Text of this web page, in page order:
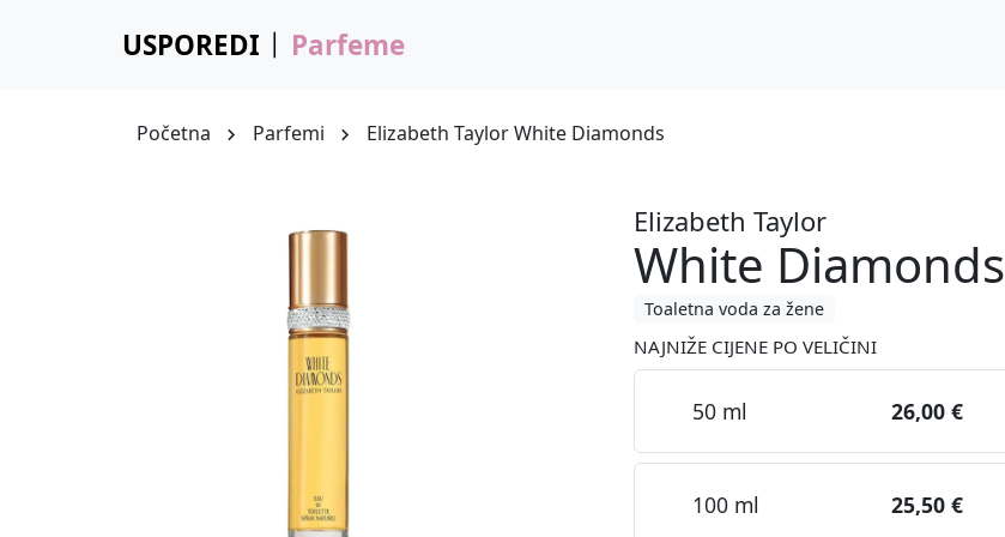
USPOREDI Parfeme
Početna Parfemi Elizabeth Taylor White Diamonds
Elizabeth Taylor
White Diamonds
Toaletna voda za žene
NAJNIŽE CIJENE PO VELIČINI
50 ml 26,00 €
100 ml 25,50 €